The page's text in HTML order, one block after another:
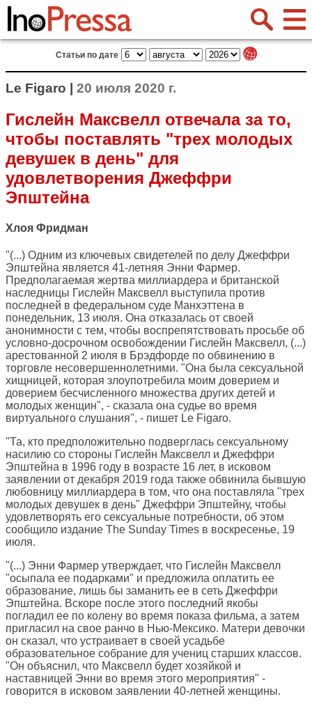
Статьи по дате
Le Figaro | 20 июля 2020 г.
Гислейн Максвелл отвечала за то,
чтобы поставлять "трех молодых
девушек в день" для
удовлетворения Джеффри
Эпштейна
Хлоя Фридман
"(...) Одним из ключевых свидетелей по делу Джеффри
Эпштейна является 41-летняя Энни Фармер.
Предполагаемая жертва миллиардера и британской
наследницы Гислейн Максвелл выступила против
последней в федеральном суде Манхэттена в
понедельник, 13 июля. Она отказалась от своей
анонимности с тем, чтобы воспрепятствовать просьбе об
условно-досрочном освобождении Гислейн Максвелл, (...)
арестованной 2 июля в Брэдфорде по обвинению в
торговле несовершеннолетними. "Она была сексуальной
хищницей, которая злоупотребила моим доверием и
доверием бесчисленного множества других детей и
молодых женщин", - сказала она судье во время
виртуального слушания", - пишет Le Figaro.
"Та, кто предположительно подверглась сексуальному
насилию со стороны Гислейн Максвелл и Джеффри
Эпштейна в 1996 году в возрасте 16 лет, в исковом
заявлении от декабря 2019 года также обвинила бывшую
любовницу миллиардера в том, что она поставляла "трех
молодых девушек в день" Джеффри Эпштейну, чтобы
удовлетворять его сексуальные потребности, об этом
сообщило издание The Sunday Times в воскресенье, 19
июля.
"(...) Энни Фармер утверждает, что Гислейн Максвелл
"осыпала ее подарками" и предложила оплатить ее
образование, лишь бы заманить ее в сеть Джеффри
Эпштейна. Вскоре после этого последний якобы
погладил ее по колену во время показа фильма, а затем
пригласил на свое ранчо в Нью-Мексико. Матери девочки
он сказал, что устраивает в своей усадьбе
образовательное собрание для учениц старших классов.
"Он объяснил, что Максвелл будет хозяйкой и
наставницей Энни во время этого мероприятия" -
говорится в исковом заявлении 40-летней женщины.